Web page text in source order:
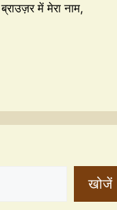
में मेरा नाम,
खोजें